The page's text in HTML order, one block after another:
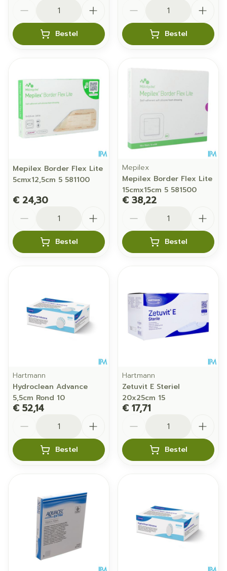
Bestel Bestel
Mepilex Border Flex Lite
5cmx12,5cm 5 581100
€ 24,30
Bestel
Mepilex
Mepilex Border Flex Lite
15cmx15cm 5 581500
€ 38,22
Bestel
Hartmann
Hydroclean Advance
5,5cm Rond 10
€ 52,14
Bestel
Hartmann
Zetuvit E Steriel
20x25cm 15
€ 17,71
Bestel